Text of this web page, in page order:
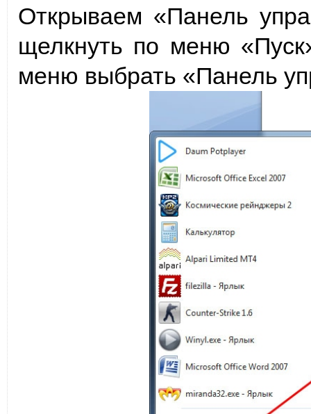
Открываем «Панель
щелкнуть по меню
меню выбрать «Панель